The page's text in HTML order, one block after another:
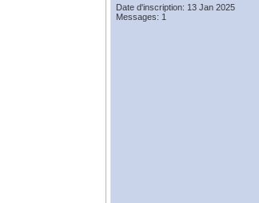
Date d'inscription: 13 Jan 2025
Messages: 1